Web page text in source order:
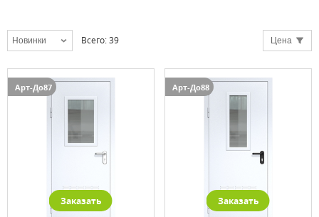
Новинки Всего:39 Цена
Арт-До87
Заказать
Арт-До88
Заказать